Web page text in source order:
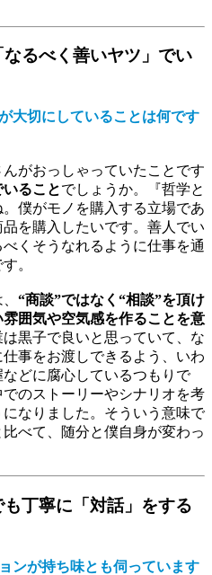
るべく善いヤツ」でい
大切にしていることは何です
がおっしゃっていたことです
いることでしょうか。『哲学と
僕がモノを購入する立場であ
を購入したいです。善人でい
くそうなれるように仕事を通
。
“商談”ではなく“相談”を頂け
囲気や空気感を作ることを意
黒子で良いと思っていて、な
事をお渡しできるよう、いわ
どに腐心しているつもりで
のストーリーやシナリオを考
なりました。そういう意味で
べて、随分と僕自身が変わっ
丁寧に「対話」をする
ンが持ち味とも伺っています